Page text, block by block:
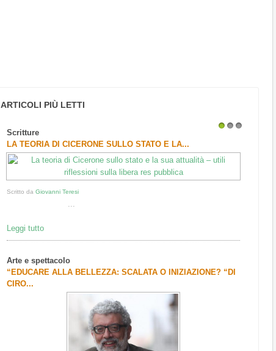
ARTICOLI PIÙ LETTI
Scritture
LA TEORIA DI CICERONE SULLO STATO E LA...
Scritto daGiovanni Teresi
...
Leggi tutto
Arte e spettacolo
“EDUCARE ALLA BELLEZZA: SCALATA O INIZIAZIONE? “DI
CIRO...